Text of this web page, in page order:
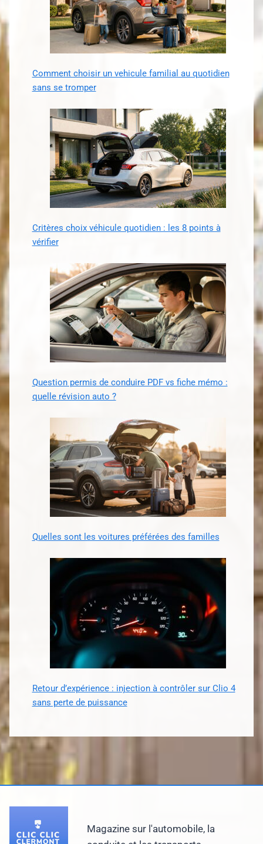
Comment choisir un vehicule familial au quotidien
sans se tromper
Critères choix véhicule quotidien : les 8 points à
vérifier
Question permis de conduire PDF vs fiche mémo :
quelle révision auto ?
Quelles sont les voitures préférées des familles
Retour d’expérience : injection à contrôler sur Clio 4
sans perte de puissance
Magazine sur l'automobile, la